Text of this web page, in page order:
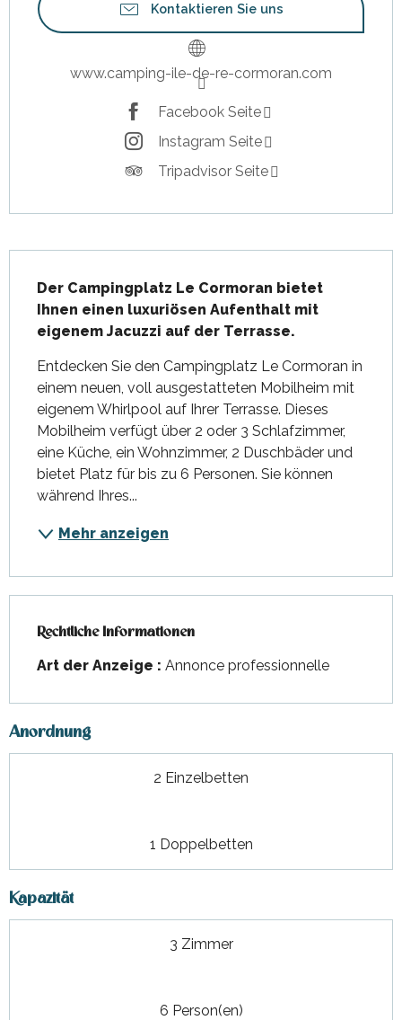
Kontaktieren Sie uns
www.camping-ile-de-re-cormoran.com
Facebook Seite
Instagram Seite
Tripadvisor Seite
Der Campingplatz Le Cormoran bietet
Ihnen einen luxuriösen Aufenthalt mit
eigenem Jacuzzi auf der Terrasse.
Entdecken Sie den Campingplatz Le Cormoran in
einem neuen, voll ausgestatteten Mobilheim mit
eigenem Whirlpool auf Ihrer Terrasse. Dieses
Mobilheim verfügt über 2 oder 3 Schlafzimmer,
eine Küche, ein Wohnzimmer, 2 Duschbäder und
bietet Platz für bis zu 6 Personen. Sie können
während Ihres...
Mehr anzeigen
Rechtliche Informationen
Rechtliche Informationen
Art der Anzeige : Annonce professionnelle
Anordnung
2 Einzelbetten
1 Doppelbetten
Kapazität
3 Zimmer
6 Person(en)